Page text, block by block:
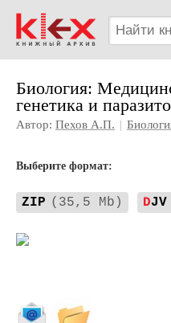
Биология:
генетика и
Автор: Пехов А.П. |
Выберите формат:
ZIP (35,5 Mb) DJV